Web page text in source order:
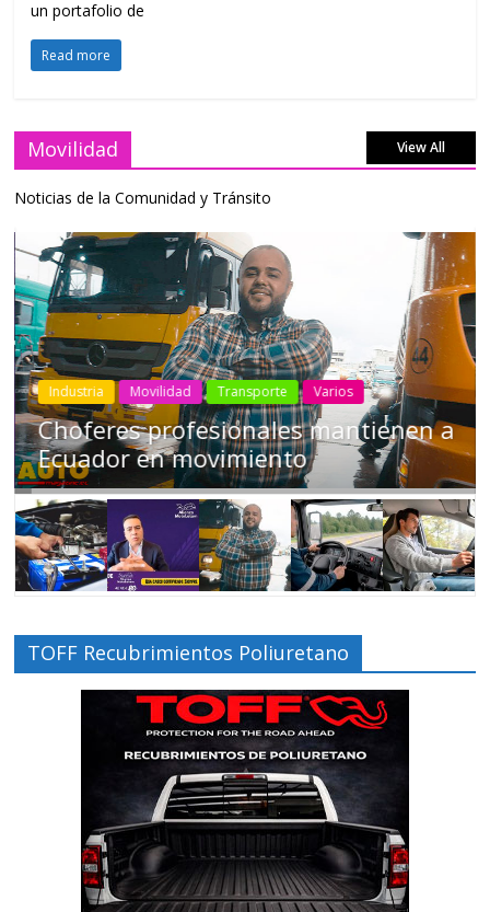
un portafolio de
Read more
Movilidad View All
Noticias de la Comunidad y Tránsito
Industria Movilidad Transporte Varios
Choferes profesionales mantienen a
Ecuador en movimiento
TOFF Recubrimientos Poliuretano